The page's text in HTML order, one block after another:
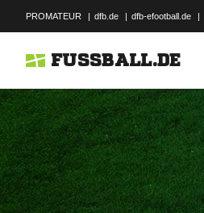
PROMATEUR | dfb.de | dfb-efootball.de |
FUSSBALL.DE